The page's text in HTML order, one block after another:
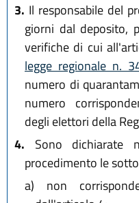
3. Il responsabile del
giorni dal deposito,
verifiche di cui
legge regionale n.
numero di
numero
degli elettori della
4. Sono dichiarate
procedimento le
a) non